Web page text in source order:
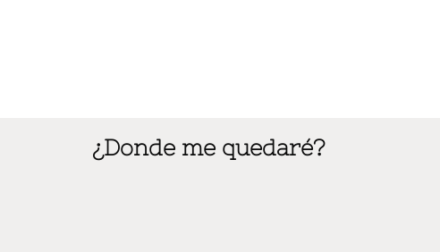
¿Donde me quedaré?